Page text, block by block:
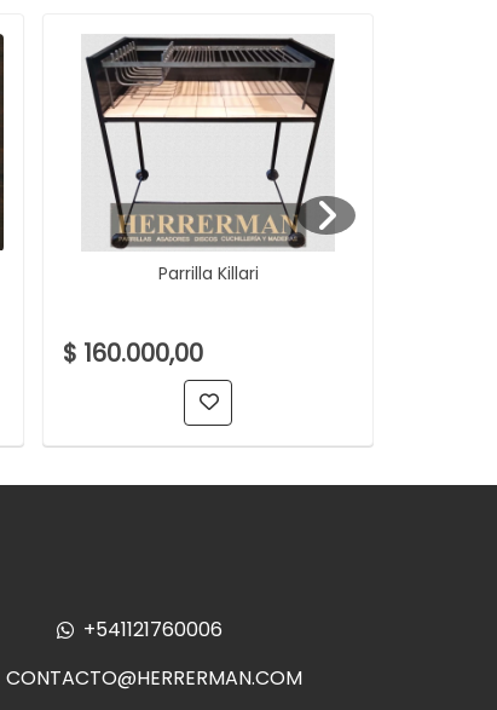
Parrilla Killari
$ 160.000,00
+541121760006
CONTACTO@HERRERMAN.COM